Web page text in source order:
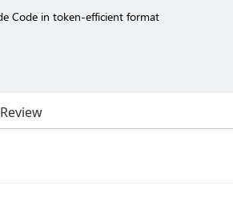
Code in token-efficient format